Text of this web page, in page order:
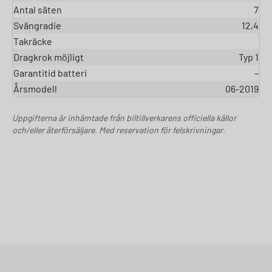
Antal säten
7
Svängradie
12,4
Takräcke
Dragkrok möjligt
Typ 1
Garantitid batteri
–
Årsmodell
06-2019
Uppgifterna är inhämtade från biltillverkarens officiella källor
och/eller återförsäljare. Med reservation för felskrivningar.